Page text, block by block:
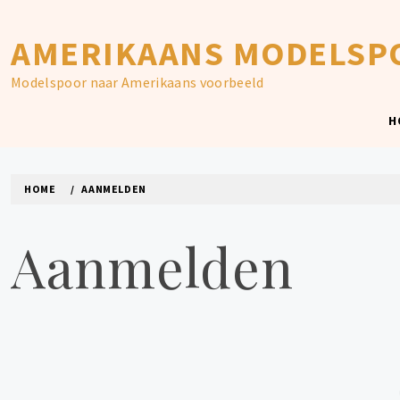
content
AMERIKAANS
Modelspoor naar Amerikaans voorbeeld
HOME AANMELDEN
Aanmelden